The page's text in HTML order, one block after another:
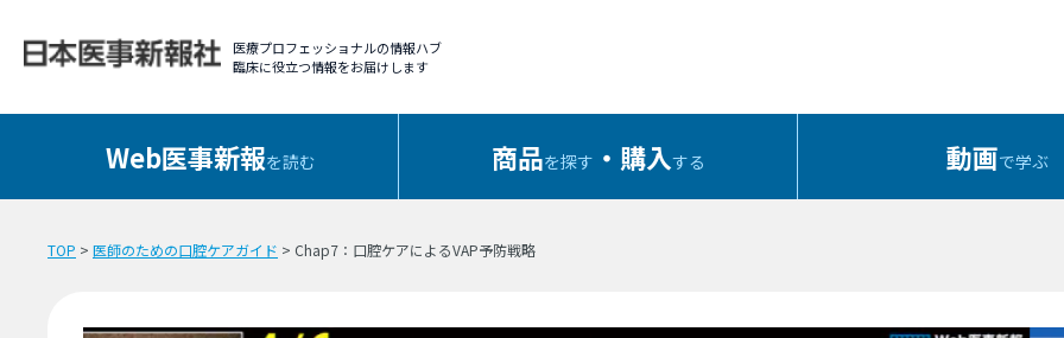
医療プロフェッショナルの情報ハブ
臨床に役立つ情報をお届けします
Web医事新報を読む 商品を探す ・購入する 動画で学ぶ
TOP > 医師のための口腔ケアガイド > Chap7：口腔ケアによるVAP予防戦略